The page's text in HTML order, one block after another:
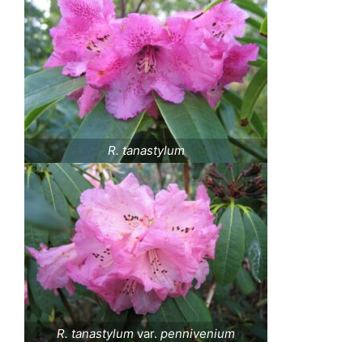
R. tanastylum
R. tanastylumvar. pennivenium